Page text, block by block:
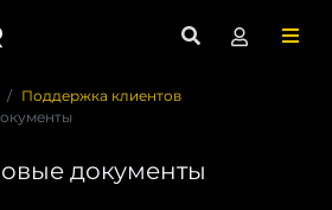
Поддержка клиентов
документы